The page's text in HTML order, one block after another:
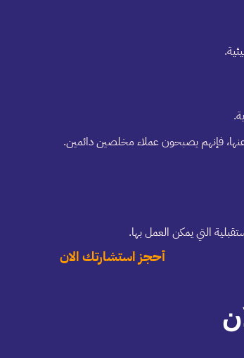
عنها، فإنهم يصبحون عملاء مخلصين دائمين.
التي يمكن العمل بها.
أحجز استشارتك الان